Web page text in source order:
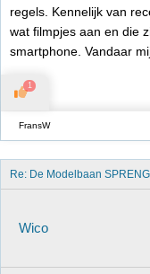
regels. Kennelijk van
wat filmpjes aan en die
smartphone. Vandaar
1
FransW
Re: De Modelbaan
Wico